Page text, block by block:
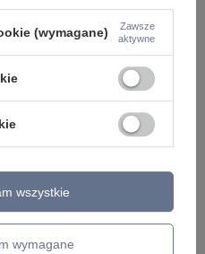
Masz pytania lub
(wymagane)
Zawsze
aktywne
wymagane
wszystkie